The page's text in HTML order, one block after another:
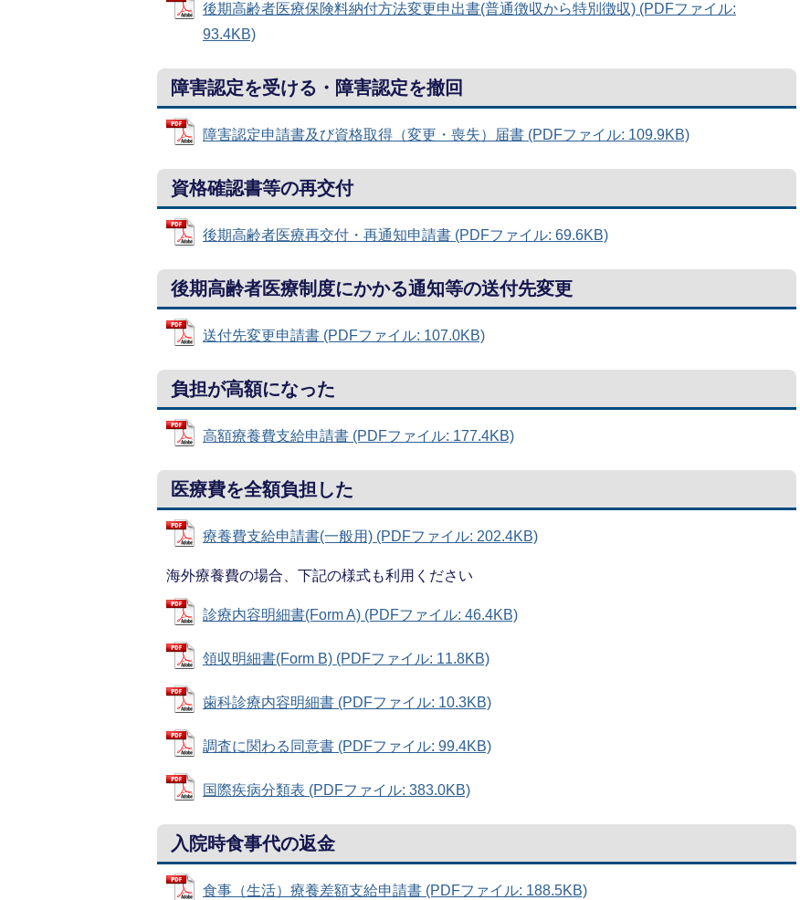
後期高齢者医療保険料納付方法変更申出書(普通徴収から特別徴収) (PDFファイル:
93.4KB)
障害認定を受ける・障害認定を撤回
障害認定申請書及び資格取得（変更・喪失）届書 (PDFファイル: 109.9KB)
資格確認書等の再交付
後期高齢者医療再交付・再通知申請書 (PDFファイル: 69.6KB)
後期高齢者医療制度にかかる通知等の送付先変更
送付先変更申請書 (PDFファイル: 107.0KB)
負担が高額になった
高額療養費支給申請書 (PDFファイル: 177.4KB)
医療費を全額負担した
療養費支給申請書(一般用) (PDFファイル: 202.4KB)
海外療養費の場合、下記の様式も利用ください
診療内容明細書(Form A) (PDFファイル: 46.4KB)
領収明細書(Form B) (PDFファイル: 11.8KB)
歯科診療内容明細書 (PDFファイル: 10.3KB)
調査に関わる同意書 (PDFファイル: 99.4KB)
国際疾病分類表 (PDFファイル: 383.0KB)
入院時食事代の返金
食事（生活）療養差額支給申請書 (PDFファイル: 188.5KB)